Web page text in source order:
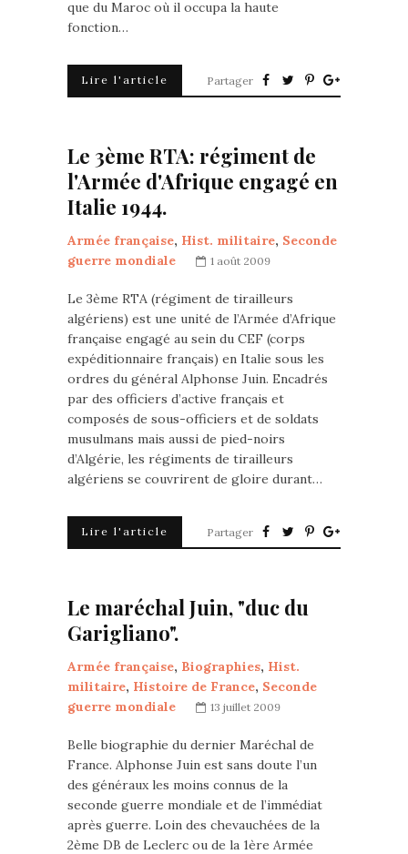
que du Maroc où il occupa la haute
fonction…
Lire l'article Partager
Le 3ème RTA: régiment de
l'Armée d'Afrique engagé en
Italie 1944.
Armée française, Hist. militaire, Seconde
guerre mondiale
1 août 2009
Le 3ème RTA (régiment de tirailleurs
algériens) est une unité de l’Armée d’Afrique
française engagé au sein du CEF (corps
expéditionnaire français) en Italie sous les
ordres du général Alphonse Juin. Encadrés
par des officiers d’active français et
composés de sous-officiers et de soldats
musulmans mais aussi de pied-noirs
d’Algérie, les régiments de tirailleurs
algériens se couvrirent de gloire durant…
Lire l'article Partager
Le maréchal Juin, "duc du
Garigliano".
Armée française, Biographies, Hist.
militaire, Histoire de France, Seconde
guerre mondiale
13 juillet 2009
Belle biographie du dernier Maréchal de
France. Alphonse Juin est sans doute l’un
des généraux les moins connus de la
seconde guerre mondiale et de l’immédiat
après guerre. Loin des chevauchées de la
2ème DB de Leclerc ou de la 1ère Armée